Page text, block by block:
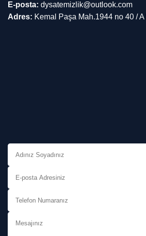
E-posta: dysatemizlik@outlook.com
Adres: Kemal Paşa Mah.1944 no 40 / A